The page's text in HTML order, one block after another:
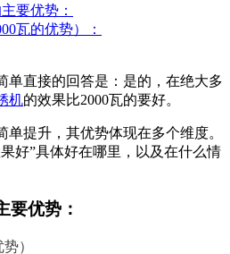
要优势：
瓦的优势）：
单直接的回答是：是的，在绝大多
机的效果比2000瓦的要好。
提升，其优势体现在多个维度。
好”具体好在哪里，以及在什么情
要优势：
）